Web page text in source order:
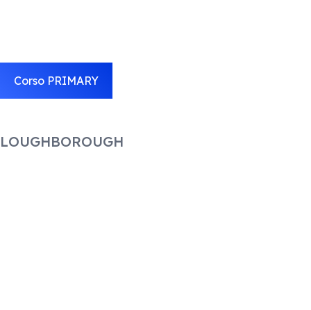
Corso PRIMARY
LOUGHBOROUGH